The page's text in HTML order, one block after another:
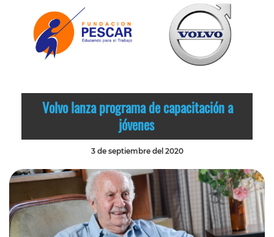
Volvo lanza programa de capacitación a
jóvenes
3 de septiembre del 2020